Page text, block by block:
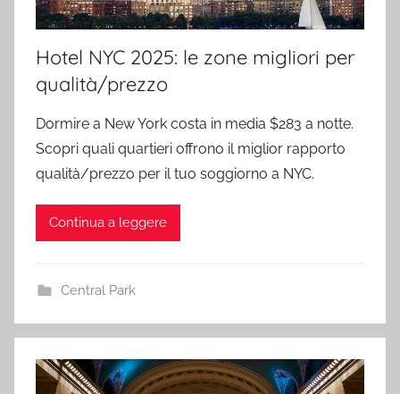
Hotel NYC 2025: le zone migliori per
qualità/prezzo
Dormire a New York costa in media $283 a notte.
Scopri quali quartieri offrono il miglior rapporto
qualità/prezzo per il tuo soggiorno a NYC.
Continua a leggere
Central Park